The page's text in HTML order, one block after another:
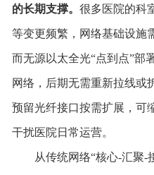
的长期支撑。 很多医院的科
等变更频繁，网络基础设施
而无源以太全光“点到点”部
网络，后期无需重新拉线或
预留光纤接口按需扩展，可
干扰医院日常运营。
从传统网络“核心-汇聚-